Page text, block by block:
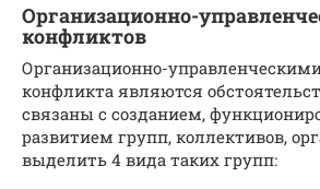
Организационно-
конфликтов
Организационно-
конфликта являются
связаны с созданием,
развитием групп, коллективов,
выделить 4 вида таких групп: